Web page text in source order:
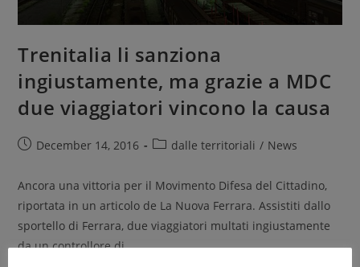
Trenitalia li sanziona
ingiustamente, ma grazie a MDC
due viaggiatori vincono la causa
December 14, 2016 dalle territoriali / News
Ancora una vittoria per il Movimento Difesa del Cittadino,
riportata in un articolo de La Nuova Ferrara. Assistiti dallo
sportello di Ferrara, due viaggiatori multati ingiustamente
da un controllore di…